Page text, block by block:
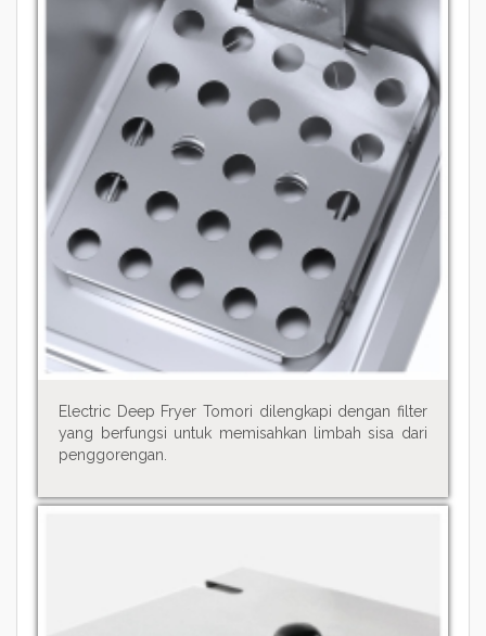
Electric Deep Fryer Tomori dilengkapi dengan filter
yang berfungsi untuk memisahkan limbah sisa dari
penggorengan.